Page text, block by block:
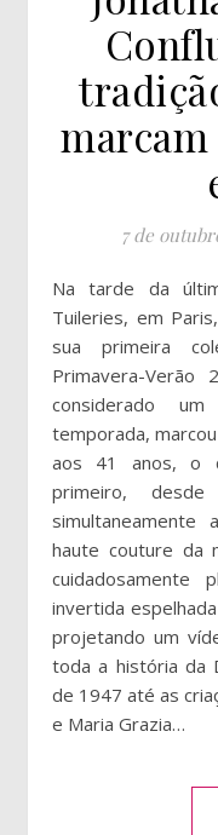
marcam
7 de
Na tarde da última quarta-feira, no Jardin des
Tuileries, em
sua primeira
Primavera-
considerado
temporada,
aos 41 anos, o
primeiro,
simultaneamente
haute couture da
cuidadosamente
invertida
projetando um
toda a história da
de 1947 até as
e Maria Grazia…